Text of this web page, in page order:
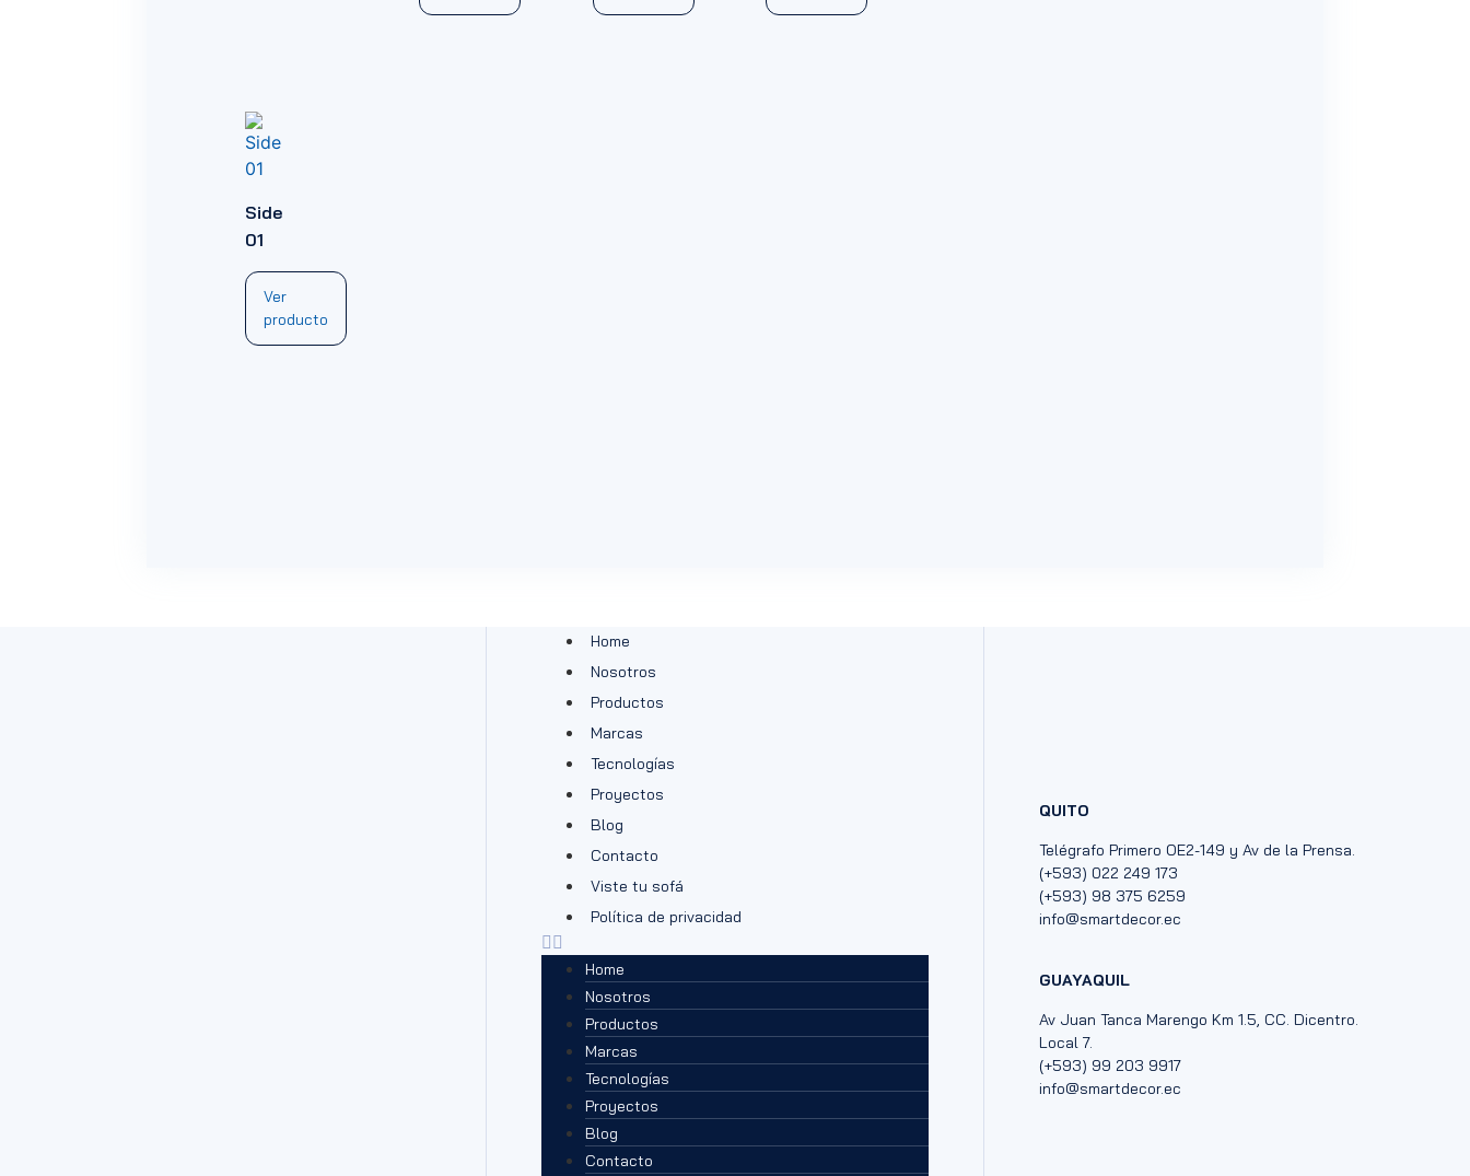
Side
01
Ver
producto
Home
Nosotros
Productos
Marcas
Tecnologías
Proyectos
Blog
Contacto
Viste tu sofá
Política de privacidad
Home
Nosotros
Productos
Marcas
Tecnologías
Proyectos
Blog
Contacto
QUITO
Telégrafo Primero OE2-149 y Av de la Prensa.
(+593) 022 249 173
(+593) 98 375 6259
info@smartdecor.ec
GUAYAQUIL
Av Juan Tanca Marengo Km 1.5, CC. Dicentro.
Local 7.
(+593) 99 203 9917
info@smartdecor.ec